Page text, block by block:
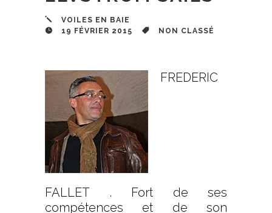
VOILES EN BAIE
19 FÉVRIER 2015
NON CLASSÉ
FREDERIC
FALLET . Fort de ses
compétences et de son